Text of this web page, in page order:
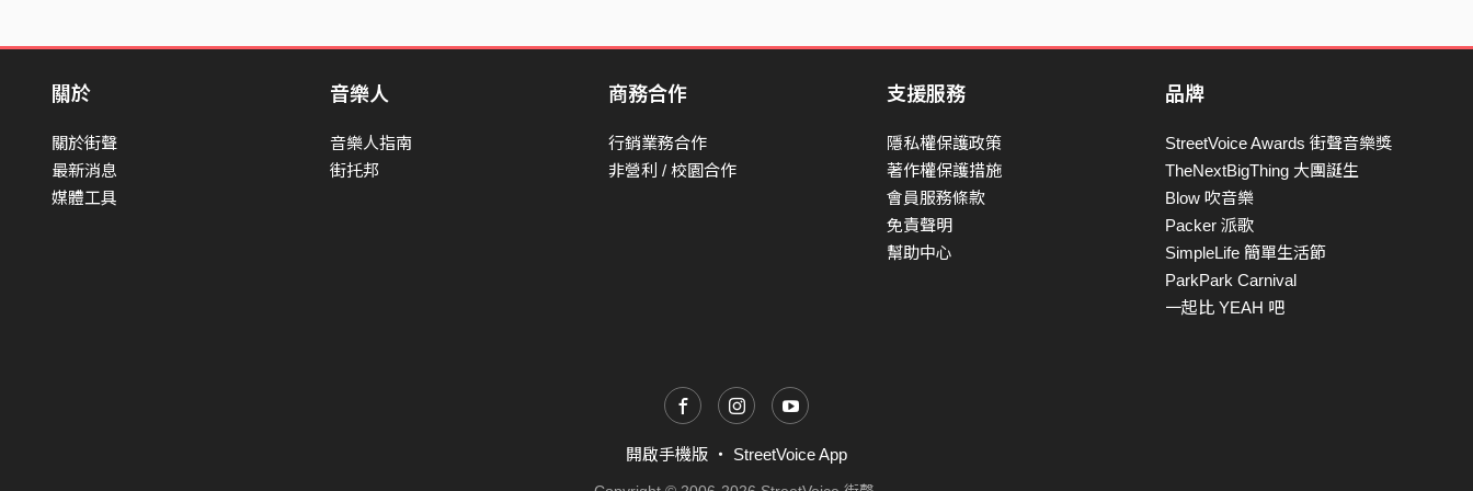
關於
關於街聲
最新消息
媒體工具
音樂人
音樂人指南
街托邦
商務合作
行銷業務合作
非營利 / 校園合作
支援服務
隱私權保護政策
著作權保護措施
會員服務條款
免責聲明
幫助中心
品牌
StreetVoice Awards 街聲音樂獎
TheNextBigThing 大團誕生
Blow 吹音樂
Packer 派歌
SimpleLife 簡單生活節
ParkPark Carnival
一起比 YEAH 吧
開啟手機版 ・ StreetVoice App